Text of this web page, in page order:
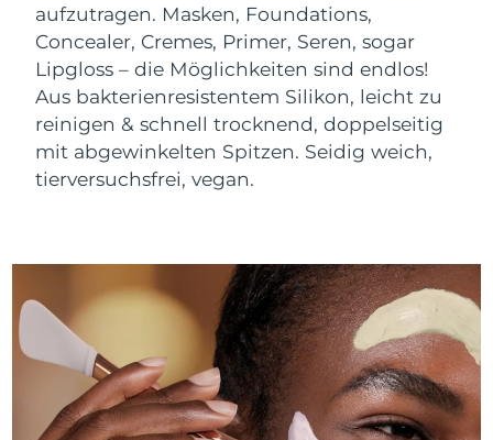
aufzutragen. Masken, Foundations,
Concealer, Cremes, Primer, Seren, sogar
Lipgloss – die Möglichkeiten sind endlos!
Aus bakterienresistentem Silikon, leicht zu
reinigen & schnell trocknend, doppelseitig
mit abgewinkelten Spitzen. Seidig weich,
tierversuchsfrei, vegan.